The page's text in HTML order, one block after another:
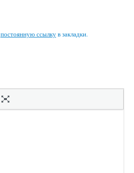
постоянную ссылкув закладки.